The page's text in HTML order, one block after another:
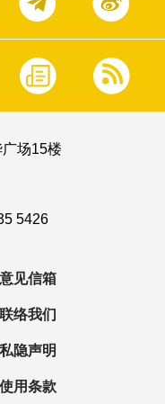
场15楼
5426
意见信箱
联络我们
私隐声明
使用条款